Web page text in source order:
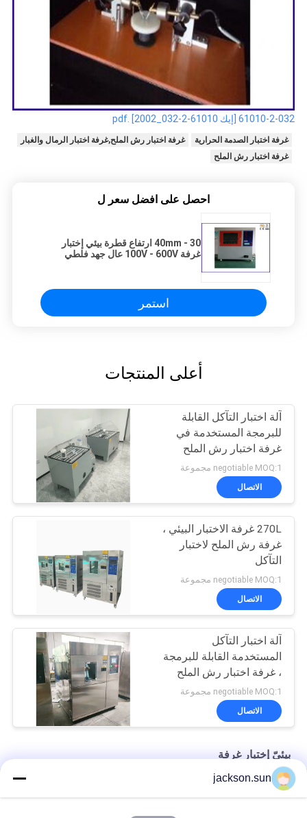
61010-2-032 [إيك 61010-2-032_2002] .pdf
غرفة اختبار الصدمة الحرارية
غرفة اختبار رش الملح,غرفة اختبار الرمال والغبار
غرفة اختبار رش الملح
احصل على افضل سعر ل
30 - 40mm ارتفاع قطرة بيئي إختبار
غرفة 100V - 600V عال جهد فلطي
استمر
أعلى المنتجات
آلة اختبار التآكل القابلة
للبرمجة المستخدمة في
غرفة اختبار رش الملح
negotiable MOQ:1 مجموعة
الاتصال
270L غرفة الاختبار البيئي ،
غرفة رش الملح لاختبار
التآكل
negotiable MOQ:1 مجموعة
الاتصال
آلة اختبار التآكل
المستخدمة القابلة للبرمجة
، غرفة اختبار رش الملح
AC220V
negotiable MOQ:1 مجموعة
الاتصال
بيئيّ إختبار غرفة
غرفة الاختبار البيئي بالمياه المبردة 50 هرتز
jackson.sun